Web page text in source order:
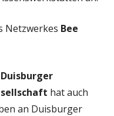
Netzwerkes Bee
Duisburger
hat auch
an Duisburger